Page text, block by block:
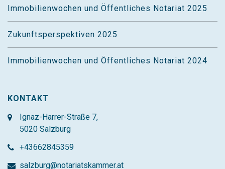
Immobilienwochen und Öffentliches Notariat 2025
Zukunftsperspektiven 2025
Immobilienwochen und Öffentliches Notariat 2024
KONTAKT
Ignaz-Harrer-Straße 7,
5020 Salzburg
+43662845359
salzburg@notariatskammer.at